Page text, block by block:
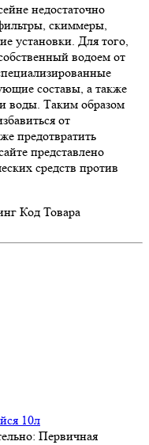
недостаточно
скиммеры,
установки. Для того,
водоем от
составы, а также
воды. Таким образом
от
предотвратить
представлено
средств против
Код Товара
10л
Первичная